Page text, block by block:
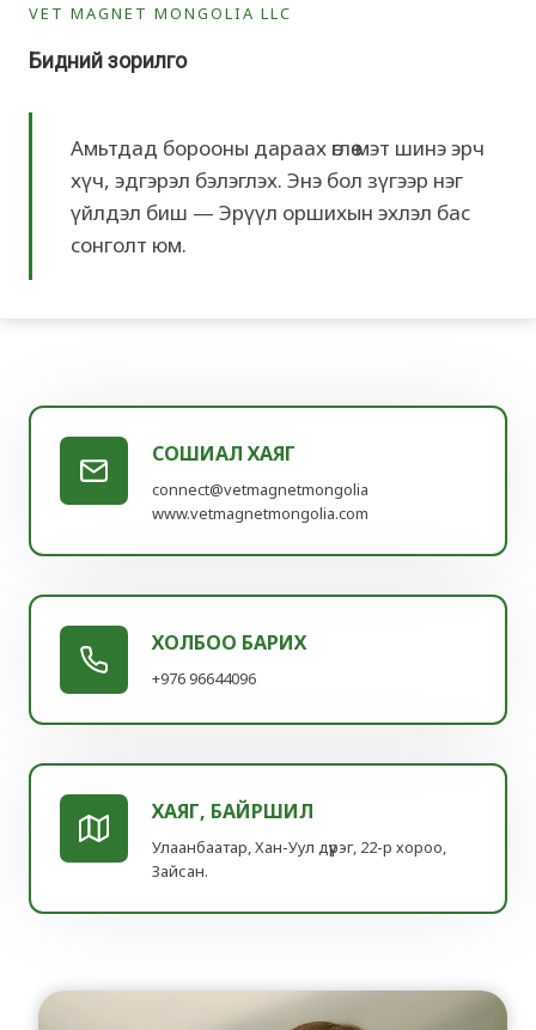
VET MAGNET MONGOLIA LLC
Бидний зорилго
Амьтдад борооны дараах өглөө мэт шинэ эрч
хүч, эдгэрэл бэлэглэх. Энэ бол зүгээр нэг
үйлдэл биш — Эрүүл оршихын эхлэл бас
сонголт юм.
СОШИАЛ ХАЯГ
connect@vetmagnetmongolia
www.vetmagnetmongolia.com
ХОЛБОО БАРИХ
+976 96644096
ХАЯГ, БАЙРШИЛ
Улаанбаатар, Хан-Уул дүүрэг, 22-р хороо,
Зайсан.